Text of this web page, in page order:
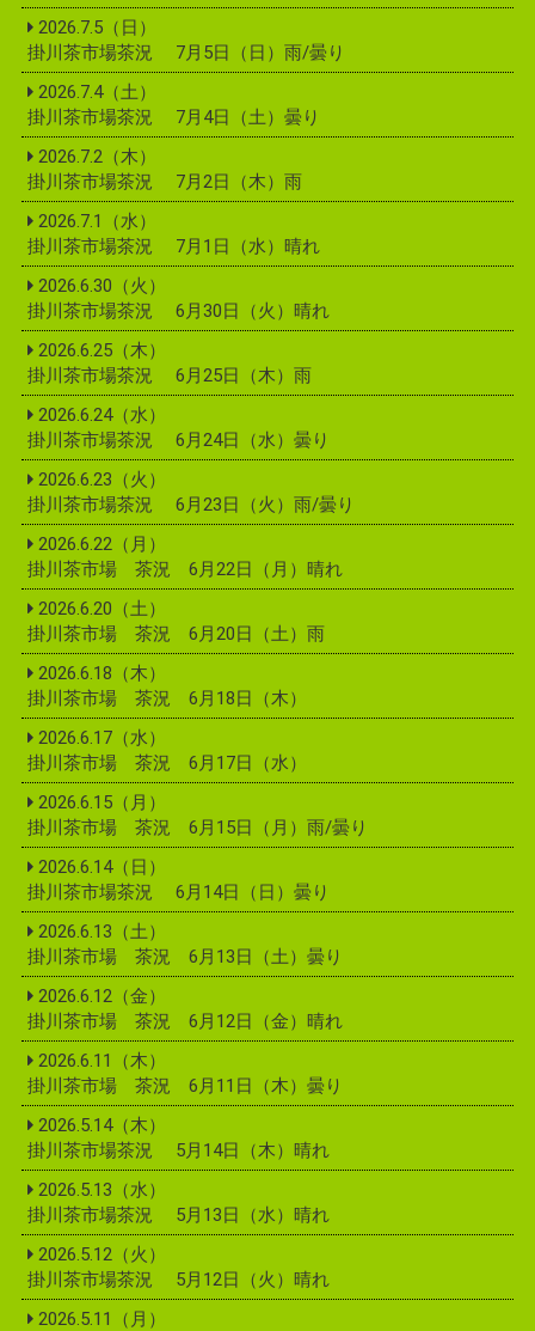
2026.7.5（日）
掛川茶市場茶況 7月5日（日）雨/曇り
2026.7.4（土）
掛川茶市場茶況 7月4日（土）曇り
2026.7.2（木）
掛川茶市場茶況 7月2日（木）雨
2026.7.1（水）
掛川茶市場茶況 7月1日（水）晴れ
2026.6.30（火）
掛川茶市場茶況 6月30日（火）晴れ
2026.6.25（木）
掛川茶市場茶況 6月25日（木）雨
2026.6.24（水）
掛川茶市場茶況 6月24日（水）曇り
2026.6.23（火）
掛川茶市場茶況 6月23日（火）雨/曇り
2026.6.22（月）
掛川茶市場 茶況 6月22日（月）晴れ
2026.6.20（土）
掛川茶市場 茶況 6月20日（土）雨
2026.6.18（木）
掛川茶市場 茶況 6月18日（木）
2026.6.17（水）
掛川茶市場 茶況 6月17日（水）
2026.6.15（月）
掛川茶市場 茶況 6月15日（月）雨/曇り
2026.6.14（日）
掛川茶市場茶況 6月14日（日）曇り
2026.6.13（土）
掛川茶市場 茶況 6月13日（土）曇り
2026.6.12（金）
掛川茶市場 茶況 6月12日（金）晴れ
2026.6.11（木）
掛川茶市場 茶況 6月11日（木）曇り
2026.5.14（木）
掛川茶市場茶況 5月14日（木）晴れ
2026.5.13（水）
掛川茶市場茶況 5月13日（水）晴れ
2026.5.12（火）
掛川茶市場茶況 5月12日（火）晴れ
2026.5.11（月）